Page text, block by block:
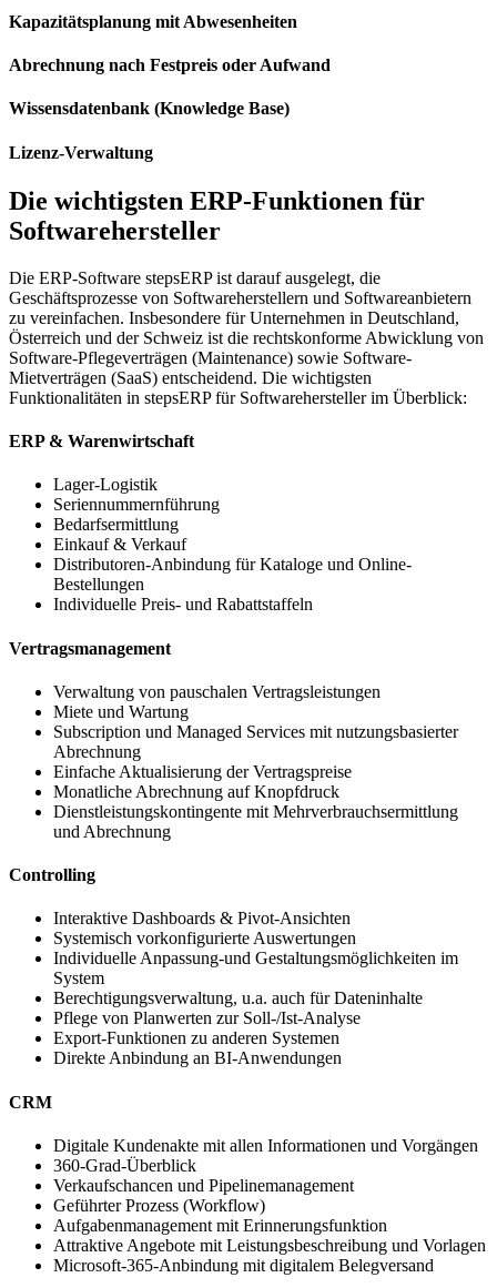
Kapazitätsplanung mit Abwesenheiten
Abrechnung nach Festpreis oder Aufwand
Wissensdatenbank (Knowledge Base)
Lizenz-Verwaltung
Die wichtigsten ERP-Funktionen für
Softwarehersteller
Die ERP-Software stepsERP ist darauf ausgelegt, die
Geschäftsprozesse von Softwareherstellern und Softwareanbietern
zu vereinfachen. Insbesondere für Unternehmen in Deutschland,
Österreich und der Schweiz ist die rechtskonforme Abwicklung von
Software-Pflegeverträgen (Maintenance) sowie Software-
Mietverträgen (SaaS) entscheidend. Die wichtigsten
Funktionalitäten in stepsERP für Softwarehersteller im Überblick:
ERP & Warenwirtschaft
Lager-Logistik
Seriennummernführung
Bedarfsermittlung
Einkauf & Verkauf
Distributoren-Anbindung für Kataloge und Online-
Bestellungen
Individuelle Preis- und Rabattstaffeln
Vertragsmanagement
Verwaltung von pauschalen Vertragsleistungen
Miete und Wartung
Subscription und Managed Services mit nutzungsbasierter
Abrechnung
Einfache Aktualisierung der Vertragspreise
Monatliche Abrechnung auf Knopfdruck
Dienstleistungskontingente mit Mehrverbrauchsermittlung
und Abrechnung
Controlling
Interaktive Dashboards & Pivot-Ansichten
Systemisch vorkonfigurierte Auswertungen
Individuelle Anpassung-und Gestaltungsmöglichkeiten im
System
Berechtigungsverwaltung, u.a. auch für Dateninhalte
Pflege von Planwerten zur Soll-/Ist-Analyse
Export-Funktionen zu anderen Systemen
Direkte Anbindung an BI-Anwendungen
CRM
Digitale Kundenakte mit allen Informationen und Vorgängen
360-Grad-Überblick
Verkaufschancen und Pipelinemanagement
Geführter Prozess (Workflow)
Aufgabenmanagement mit Erinnerungsfunktion
Attraktive Angebote mit Leistungsbeschreibung und Vorlagen
Microsoft-365-Anbindung mit digitalem Belegversand